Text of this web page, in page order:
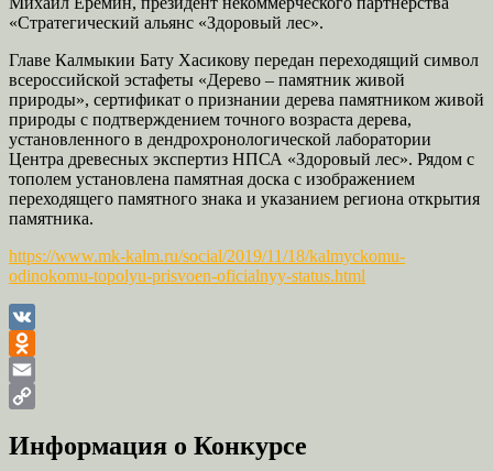
«Стратегический альянс «Здоровый лес».
Главе Калмыкии Бату Хасикову передан переходящий символ
всероссийской эстафеты «Дерево – памятник живой
природы», сертификат о признании дерева памятником живой
природы с подтверждением точного возраста дерева,
установленного в дендрохронологической лаборатории
Центра древесных экспертиз НПСА «Здоровый лес». Рядом с
тополем установлена памятная доска с изображением
переходящего памятного знака и указанием региона открытия
памятника.
https://www.mk-kalm.ru/social/2019/11/18/kalmyckomu-
odinokomu-topolyu-prisvoen-oficialnyy-status.html
VK
Odnoklassniki
Email
Link
Информация о Конкурсе